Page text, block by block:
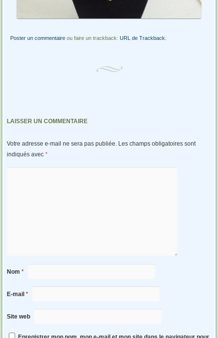
Poster un commentaire ou faire un trackback:URL de Trackback
LAISSER UN COMMENTAIRE
Votre adresse e-mail ne sera pas publiée. Les champs obligatoires sont
indiqués avec *
Nom *
E-mail *
Site web